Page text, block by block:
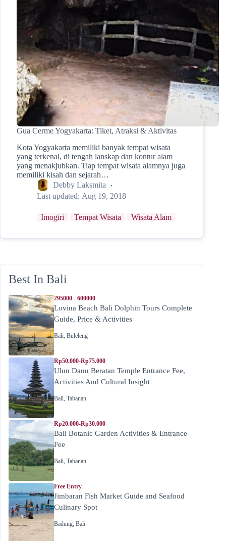
Gua Cerme Yogyakarta: Tiket, Atraksi & Aktivitas
Kota Yogyakarta memiliki banyak tempat wisata
yang terkenal, di tengah lanskap dan kontur alam
yang menakjubkan. Tiap tempat wisata alamnya juga
memiliki kisah dan sejarah…
Debby Laksmita
Last updated: Aug 19, 2018
Imogiri Tempat Wisata Wisata Alam
Best In Bali
295000 - 600000
Lovina Beach Bali Dolphin Tours Complete
Guide, Price & Activities
Bali, Buleleng
Rp50.000-Rp75.000
Ulun Danu Beratan Temple Entrance Fee,
Activities And Cultural Insight
Bali, Tabanan
Rp20.000-Rp30.000
Bali Botanic Garden Activities & Entrance
Fee
Bali, Tabanan
Free Entry
Jimbaran Fish Market Guide and Seafood
Culinary Spot
Badung, Bali